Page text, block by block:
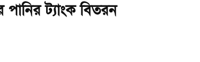
ট্যাংক বিতরন